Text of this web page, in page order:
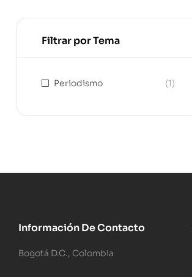
Filtrar por Tema
Periodismo (1)
Información De Contacto
Bogotá D.C., Colombia